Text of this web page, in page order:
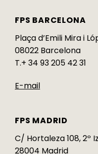
FPS BARCELONA
Plaça d’Emili Mira i
08022 Barcelona
T.+ 34 93 205 42 31
E-mail
FPS MADRID
C/ Hortaleza 108, 2º
28004 Madrid